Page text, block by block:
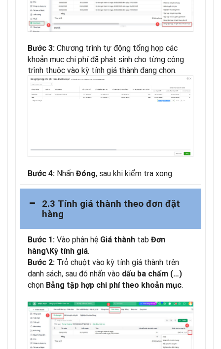
Bước 3: Chương trình tự động tổng hợp các
khoản mục chi phí đã phát sinh cho từng công
trình thuộc vào kỳ tính giá thành đang chọn.
Bước 4: Nhấn Đóng, sau khi kiểm tra xong.
2.3 Tính giá thành theo đơn đặt
hàng
Bước 1: Vào phân hệ Giá thành tab Đơn
hàng\Kỳ tính giá.
Bước 2: Trỏ chuột vào kỳ tính giá thành trên
danh sách, sau đó nhấn vào dấu ba chấm (…)
chọn Bảng tập hợp chi phí theo khoản mục.